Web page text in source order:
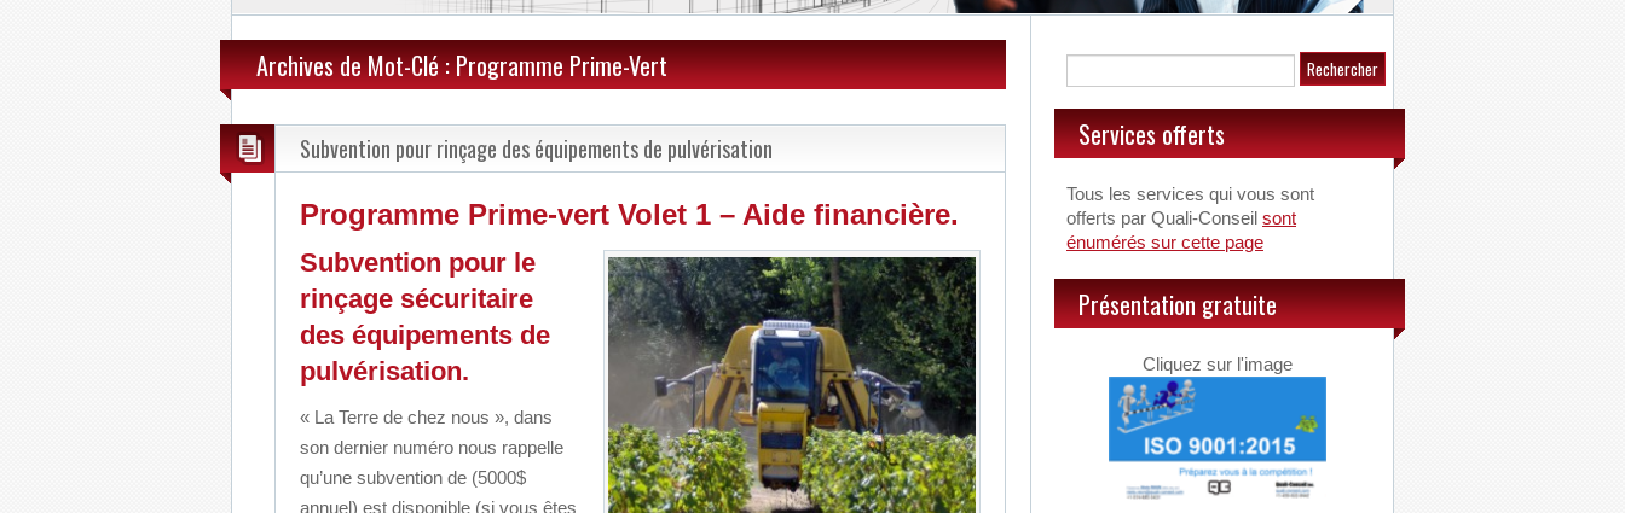
Archives de Mot-Clé : Programme Prime-Vert
Subvention pour rinçage des équipements de pulvérisation
Programme Prime-vert Volet 1 – Aide financière.
Subvention pour le
rinçage sécuritaire
des équipements de
pulvérisation.
« La Terre de chez nous », dans
son dernier numéro nous rappelle
qu’une subvention de (5000$
annuel) est disponible (si vous êtes
Services offerts
Tous les services qui vous sont
offerts par Quali-Conseil sont
énumérés sur cette page
Présentation gratuite
Cliquez sur l'image